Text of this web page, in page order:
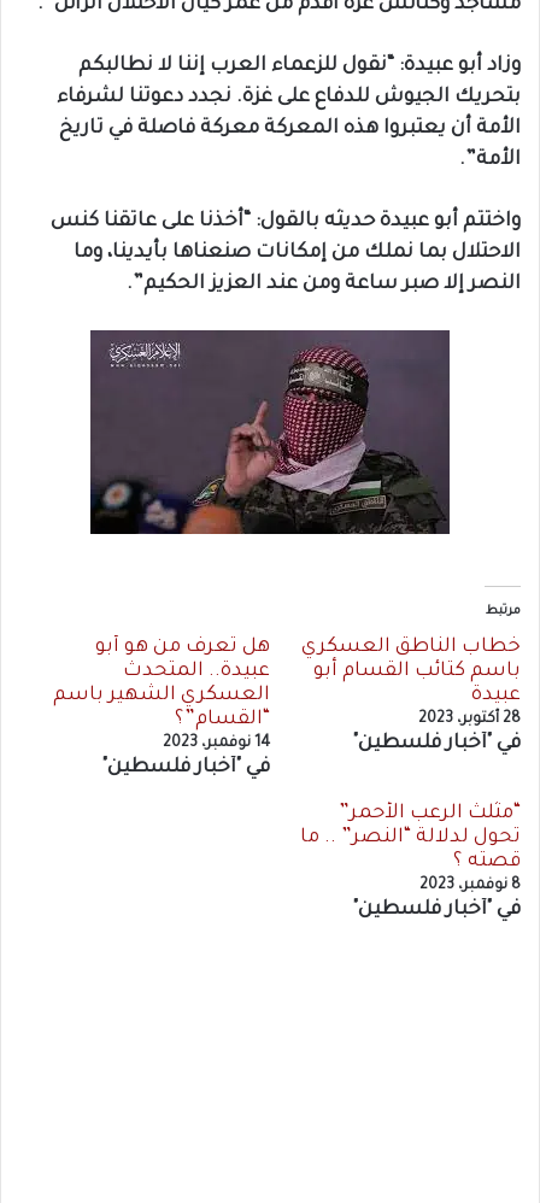
مساجد وكنائس غزة أقدم من عمر كيان الاحتلال الزائل”.
وزاد أبو عبيدة: “نقول للزعماء العرب إننا لا نطالبكم
بتحريك الجيوش للدفاع على غزة. نجدد دعوتنا لشرفاء
الأمة أن يعتبروا هذه المعركة معركة فاصلة في تاريخ
الأمة”.
واختتم أبو عبيدة حديثه بالقول: “أخذنا على عاتقنا كنس
الاحتلال بما نملك من إمكانات صنعناها بأيدينا، وما
النصر إلا صبر ساعة ومن عند العزيز الحكيم”.
مرتبط
خطاب الناطق العسكري
باسم كتائب القسام أبو
عبيدة
28 أكتوبر، 2023
في "أخبار فلسطين"
هل تعرف من هو أبو
عبيدة.. المتحدث
العسكري الشهير باسم
“القسام”؟
14 نوفمبر، 2023
في "أخبار فلسطين"
“مثلث الرعب الأحمر”
تحول لدلالة “النصر” .. ما
قصته ؟
8 نوفمبر، 2023
في "أخبار فلسطين"